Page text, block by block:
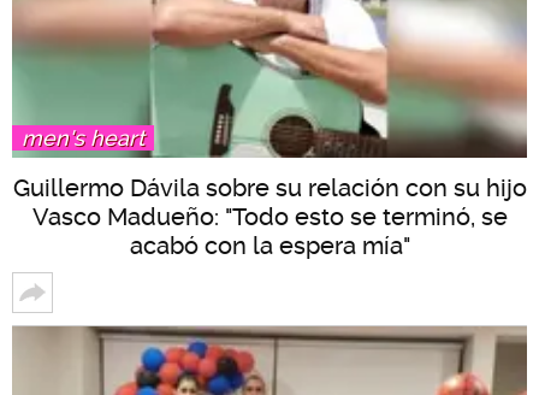
men's heart
Guillermo Dávila sobre su relación con su hijo
Vasco Madueño: "Todo esto se terminó, se
acabó con la espera mía"